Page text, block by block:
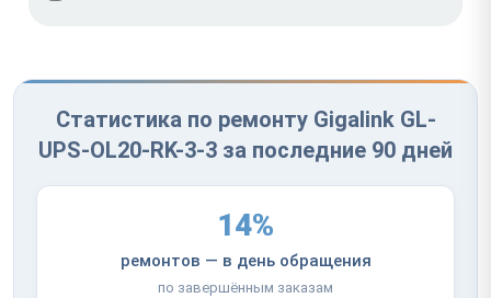
Статистика по ремонту Gigalink GL-
UPS-OL20-RK-3-3 за последние 90 дней
14%
ремонтов — в день обращения
по завершённым заказам